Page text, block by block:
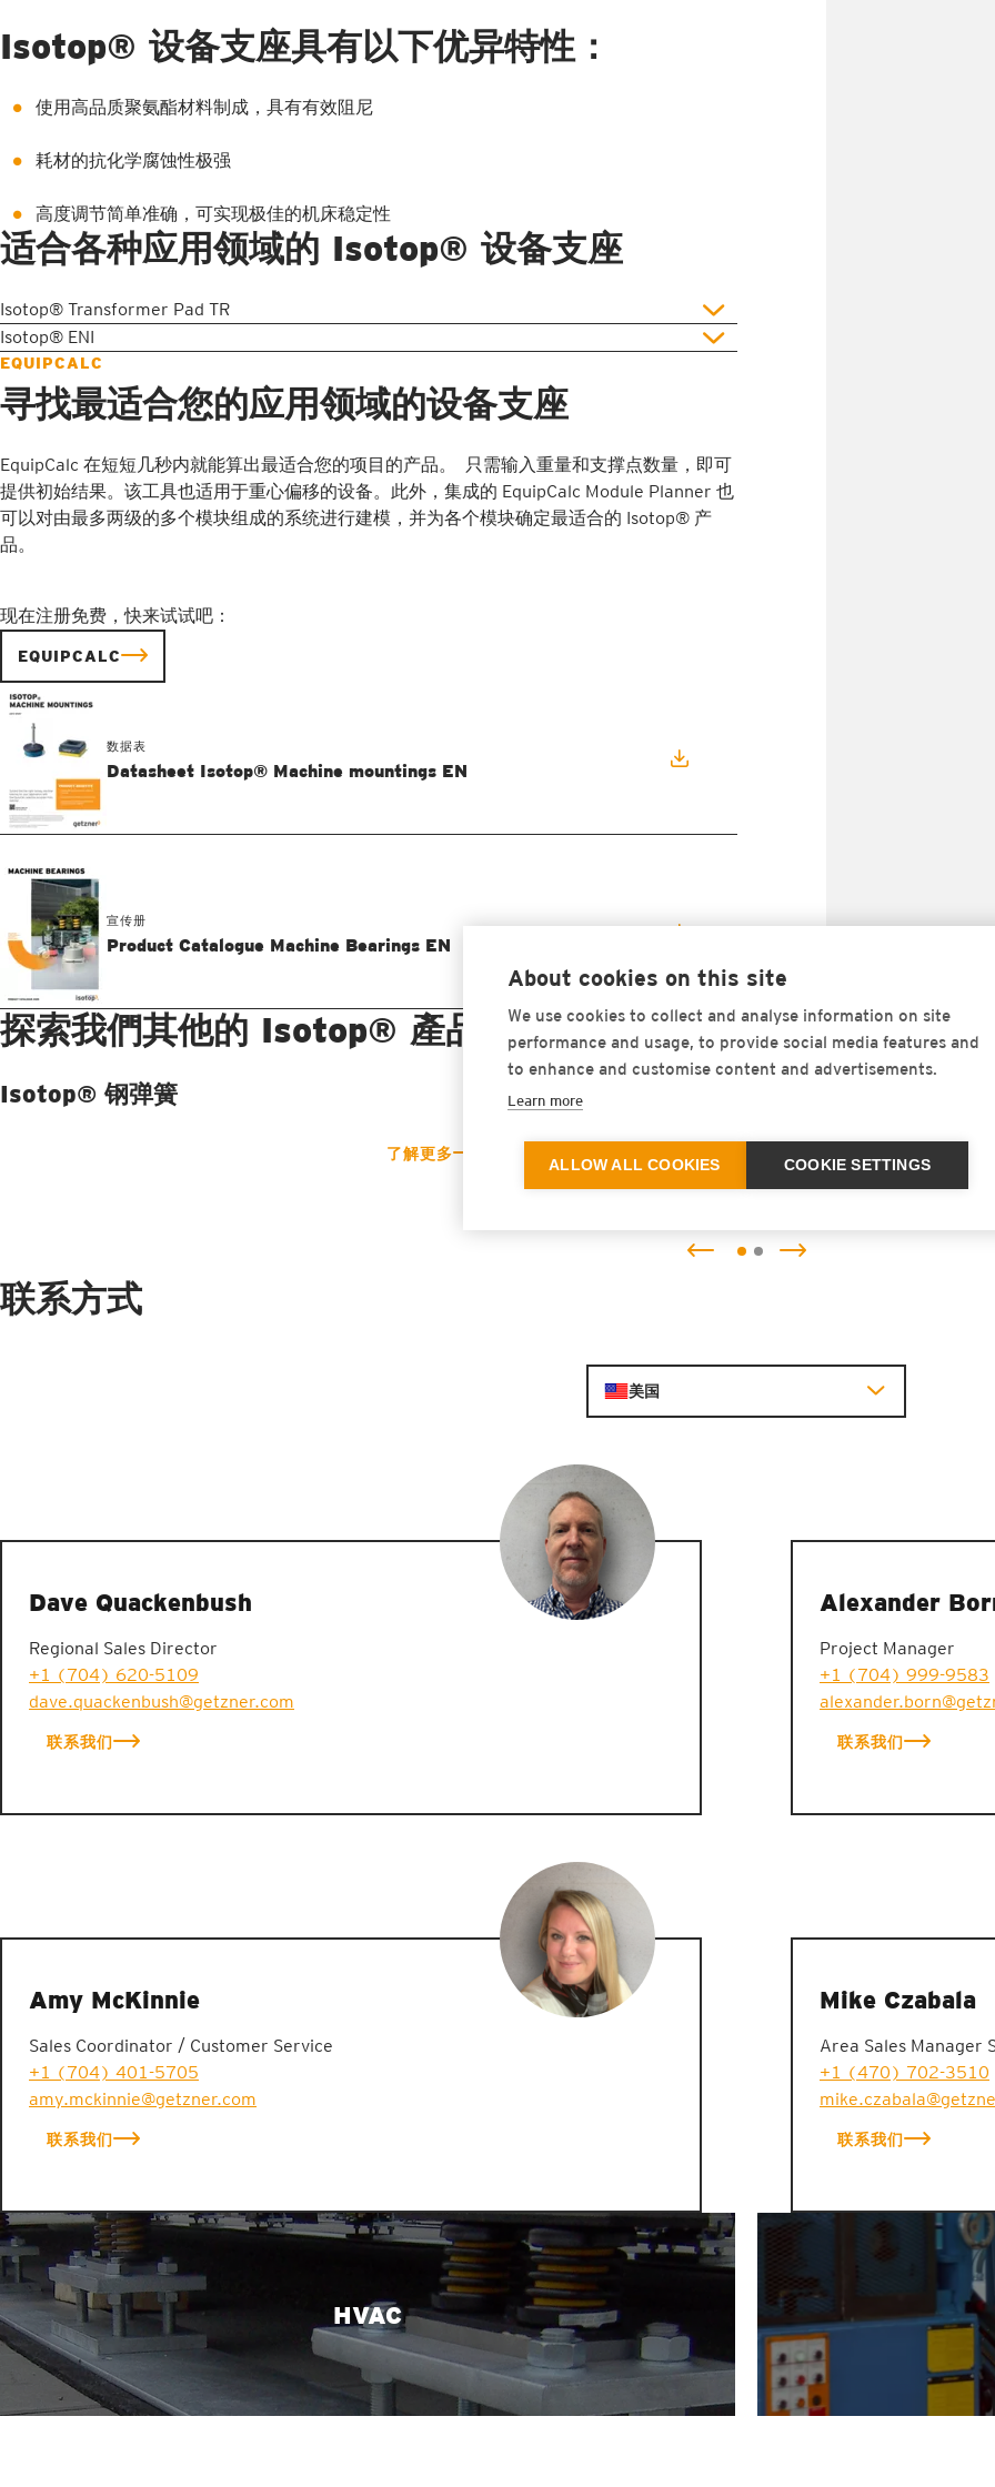
Isotop® 设备支座具有以下优异特性：
使用高品质聚氨酯材料制成，具有有效阻尼
耗材的抗化学腐蚀性极强
高度调节简单准确，可实现极佳的机床稳定性
适合各种应用领域的 Isotop® 设备支座
Isotop® Transformer Pad TR
Isotop® ENI
EQUIPCALC
寻找最适合您的应用领域的设备支座
EquipCalc 在短短几秒内就能算出最适合您的项目的产品。 只需输入重量和支撑点数量，即可
提供初始结果。该工具也适用于重心偏移的设备。此外，集成的 EquipCalc Module Planner 也
可以对由最多两级的多个模块组成的系统进行建模，并为各个模块确定最适合的 Isotop® 产
品。
现在注册免费，快来试试吧：
EQUIPCALC
数据表
Datasheet Isotop® Machine mountings EN
宣传册
Product Catalogue Machine Bearings EN
探索我們其他的 Isotop® 產品系列
Isotop® 钢弹簧
了解更多
带有阻尼器芯体的 Isotop® 钢弹簧
联系方式
美国
Dave Quackenbush
Regional Sales Director
+1 (704) 620-5109
dave.quackenbush@getzner.com
联系我们
Alexander
Project Manager
+1 (704) 999-9583
联系我们
Amy McKinnie
Sales Coordinator / Customer Service
+1 (704) 401-5705
amy.mckinnie@getzner.com
联系我们
Mike Czabala
Area Sales Manager
+1 (470) 702-3510
联系我们
HVAC
About cookies on this site
We use cookies to collect and analyse information on site
performance and usage, to provide social media features and
to enhance and customise content and advertisements.
Learn more
ALLOW ALL COOKIES COOKIE SETTINGS